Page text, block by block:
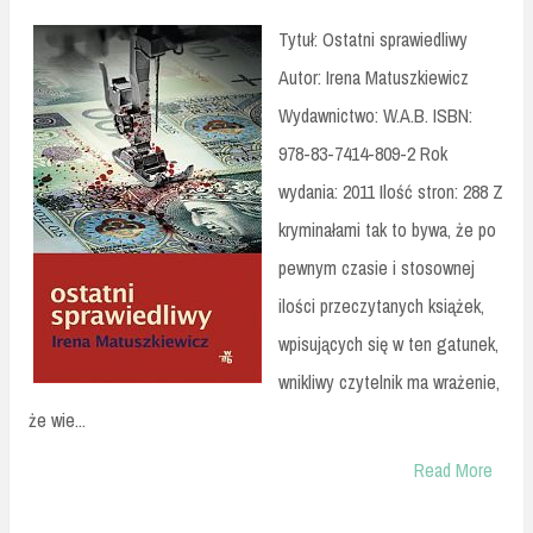
Tytuł: Ostatni sprawiedliwy
Autor: Irena Matuszkiewicz
Wydawnictwo: W.A.B. ISBN:
978-83-7414-809-2 Rok
wydania: 2011 Ilość stron: 288 Z
kryminałami tak to bywa, że po
pewnym czasie i stosownej
ilości przeczytanych książek,
wpisujących się w ten gatunek,
wnikliwy czytelnik ma wrażenie,
że wie...
Read More